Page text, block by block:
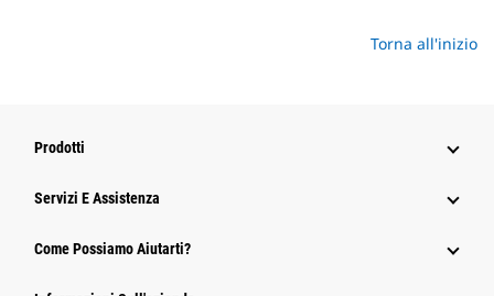
Torna all'inizio
Prodotti
Servizi E Assistenza
Come Possiamo Aiutarti?